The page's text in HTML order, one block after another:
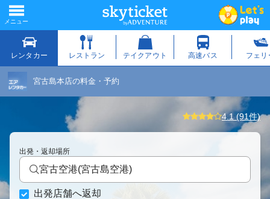
宮古島本店の料金・予約
4.1 (91件)
出発・返却場所
宮古空港(宮古島空港)
出発店舗へ返却